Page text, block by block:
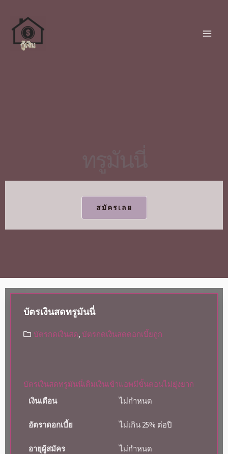
สมัครเลย
บัตรเงินสดทรูมันนี่
บัตรกดเงินสด, บัตรกดเงินสดดอกเบี้ยถูก
บัตรเงินสดทรูมันนี่เติมเงินเข้าแอพมีขั้นตอนไม่ยุ่งยาก
เงินเดือน
ไม่กำหนด
อัตราดอกเบี้ย ไม่เกิน 25% ต่อปี
อายุผู้สมัคร ไม่กำหนด